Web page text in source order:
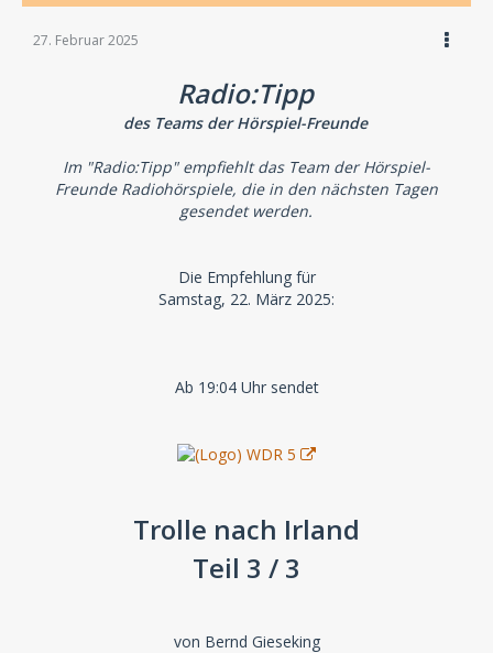
27. Februar 2025
Radio:Tipp
des Teams der Hörspiel-Freunde
Im "Radio:Tipp" empfiehlt das Team der Hörspiel-
Freunde Radiohörspiele, die in den nächsten Tagen
gesendet werden.
Die Empfehlung für
Samstag, 22. März 2025:
Ab 19:04 Uhr sendet
Trolle nach Irland
Teil 3 / 3
von Bernd Gieseking